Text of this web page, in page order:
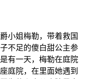
小姐梅勒，带着救国
不足的傻白甜公主参
有一天，梅勒在庭院
庭院，在里面她遇到